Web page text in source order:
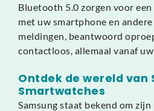
Bluetooth 5.0 zorgen voor
met uw smartphone en
meldingen, beantwoord
contactloos, allemaal vanaf
Ontdek de wereld van
Smartwatches
Samsung staat bekend om